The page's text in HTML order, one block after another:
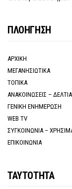
ΠΛΟΗΓΗΣΗ
ΑΡΧΙΚΗ
ΜΕΓΑΝΗΣΙΩΤΙΚΑ
ΤΟΠΙΚΑ
ΑΝΑΚΟΙΝΩΣΕΙΣ –
ΓΕΝΙΚΗ ΕΝΗΜΕΡΩΣΗ
WEB TV
ΣΥΓΚΟΙΝΩΝΙΑ –
ΕΠΙΚΟΙΝΩΝΙΑ
ΤΑΥΤΟΤΗΤΑ